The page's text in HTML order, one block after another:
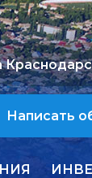
Написать